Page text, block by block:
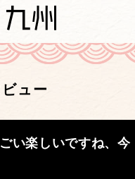
ュー
い楽しいですね、今